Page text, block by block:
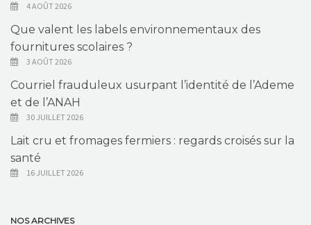
4 AOÛT 2026
Que valent les labels environnementaux des
fournitures scolaires ?
3 AOÛT 2026
Courriel frauduleux usurpant l’identité de l’Ademe
et de l’ANAH
30 JUILLET 2026
Lait cru et fromages fermiers : regards croisés sur la
santé
16 JUILLET 2026
NOS ARCHIVES